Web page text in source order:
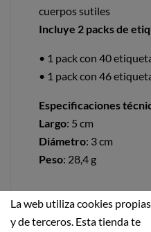
cuerpos sutiles
Incluye 2 packs de
• 1 pack con 40
• 1 pack con 46
Especificaciones
Largo: 5 cm
Diámetro: 3 cm
Peso: 28,4 g
La web utiliza cookies propias
y de terceros. Esta tienda te